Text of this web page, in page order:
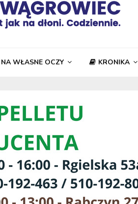
NA WŁASNE OCZY KRONIKA